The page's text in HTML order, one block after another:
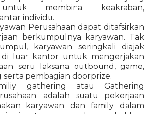
membina keakraban,
individu.
Perusahaan dapat ditafsirkan
berkumpulnya karyawan. Tak
karyawan seringkali diajak
di luar kantor untuk mengerjakan
seru laksana outbound, game,
serta pembagian doorprize.
gathering atau Gathering
adalah suatu pekerjaan
karyawan dan family dalam